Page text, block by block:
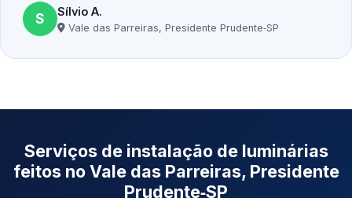
S Sílvio A.
Vale das Parreiras, Presidente Prudente‑SP
Serviços de instalação de luminárias
feitos no Vale das Parreiras, Presidente
Prudente‑SP